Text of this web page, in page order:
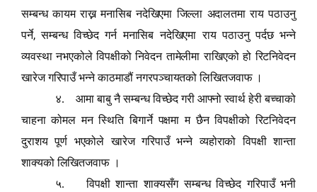
सम्बन्ध कायम राख्न मनासिब नदेखिएमा जिल्ला अदालतमा राय पठाउनु
पर्ने,सम्बन्ध विच्छेद गर्न मनासिब नदेखिएमा राय पठाउनु पर्दछ भन्ने
व्यवस्था नभएकोले विपक्षीको निवेदन तामेलीमा राखिएको हो रिटनिवेदन
खारेज गरिपाउँ भन्ने काठमाडौं नगरपञ्चायतको लिखितजवाफ ।
४.
आमा बाबु नै सम्बन्ध विच्छेद गरी आफ्नो स्वार्थ हेरी बच्चाको
चाहना कोमल मन स्थिति बिगार्ने पक्षमा म छैन विपक्षीको रिटनिवेदन
दुराशय पूर्ण भएकोले खारेज गरिपाउँ भन्ने व्यहोराको विपक्षी शान्ता
शाक्यको लिखितजवाफ ।
५.
विपक्षी शान्ता शाक्यसँग सम्बन्ध विच्छेद गरिपाउँ भनी